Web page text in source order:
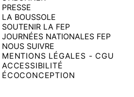
PRESSE
LA BOUSSOLE
SOUTENIR LA FEP
JOURNÉES NATIONALES FEP
NOUS SUIVRE
MENTIONS LÉGALES - CGU
ACCESSIBILITÉ
ÉCOCONCEPTION